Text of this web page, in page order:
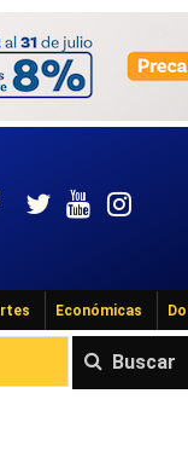
Económicas
Buscar